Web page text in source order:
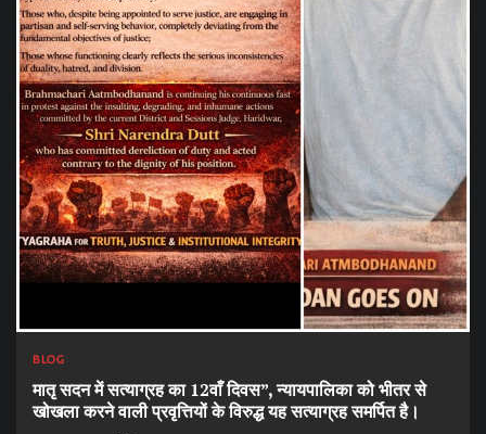
BLOG
मातृ सदन में सत्याग्रह का 12वाँ दिवस”, न्यायपालिका को भीतर से
खोखला करने वाली प्रवृत्तियों के विरुद्ध यह सत्याग्रह समर्पित है।